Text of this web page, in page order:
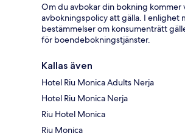
Om du avbokar din bokning kommer
avbokningspolicy att gälla. I enlighet
bestämmelser om konsumenträtt
för boendebokningstjänster.
Kallas även
Hotel Riu Monica Adults Nerja
Hotel Riu Monica Nerja
Riu Hotel Monica
Riu Monica